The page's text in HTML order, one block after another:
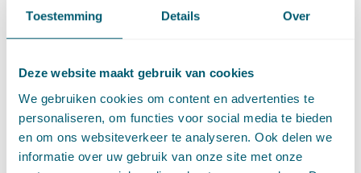
Toestemming Details Over
Deze website maakt gebruik van cookies
We gebruiken cookies om content en advertenties te
personaliseren, om functies voor social media te bieden
en om ons websiteverkeer te analyseren. Ook delen we
informatie over uw gebruik van onze site met onze
Contact